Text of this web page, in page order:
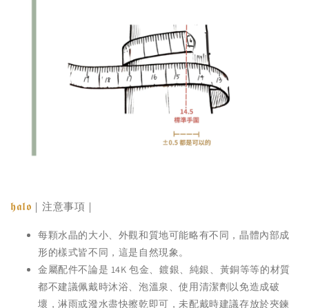
𝖍𝖆𝖑𝖔 ｜注意事項｜
每顆水晶的大小、外觀和質地可能略有不同，晶體內部成
形的樣式皆不同，這是自然現象。
金屬配件不論是 14K 包金、鍍銀、純銀、黃銅等等的材質
都不建議佩戴時沐浴、泡溫泉、使用清潔劑以免造成破
壞，淋雨或潑水盡快擦乾即可，未配戴時建議存放於夾鍊